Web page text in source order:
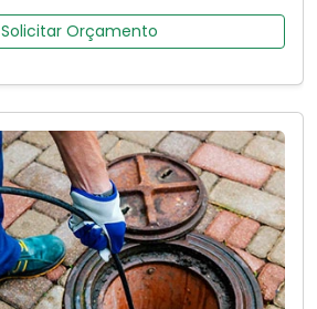
Solicitar Orçamento